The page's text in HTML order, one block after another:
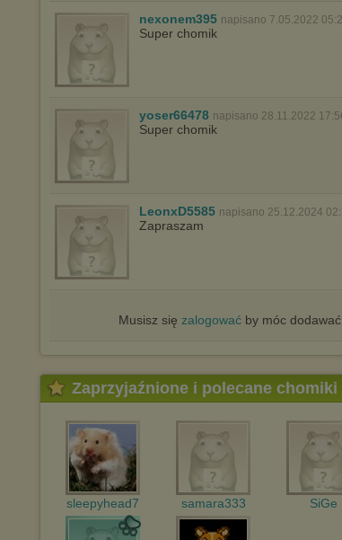
nexonem395 napisano 7.05.2022
Super chomik
yoser66478 napisano 28.11.2022
Super chomik
LeonxD5585 napisano 25.12.2024
Zapraszam
Musisz się zalogowaćby móc
Zaprzyjaźnione i polecane chomiki
sleepyhead7 samara333 SiGe